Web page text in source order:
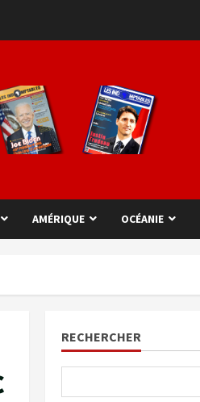
AMÉRIQUE OCÉANIE
RECHERCHER